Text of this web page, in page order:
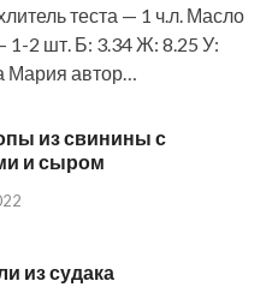
теста — 1 ч.л. Масло
1-2 шт. Б: 3.34 Ж: 8.25 У:
Мария автор…
из свинины с
и сыром
из судака